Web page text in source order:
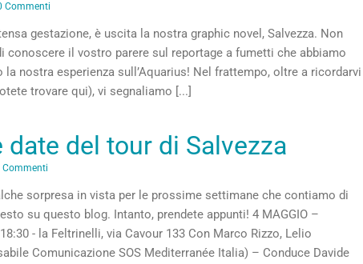
Commenti
gestazione, è uscita la nostra graphic novel, Salvezza. Non
conoscere il vostro parere sul reportage a fumetti che abbiamo
la nostra esperienza sull’Aquarius! Nel frattempo, oltre a ricordarvi
trovare qui), vi segnaliamo [...]
date del tour di Salvezza
Commenti
sorpresa in vista per le prossime settimane che contiamo di
su questo blog. Intanto, prendete appunti! 4 MAGGIO –
18:30 - la Feltrinelli, via Cavour 133 Con Marco Rizzo, Lelio
Comunicazione SOS Mediterranée Italia) – Conduce Davide